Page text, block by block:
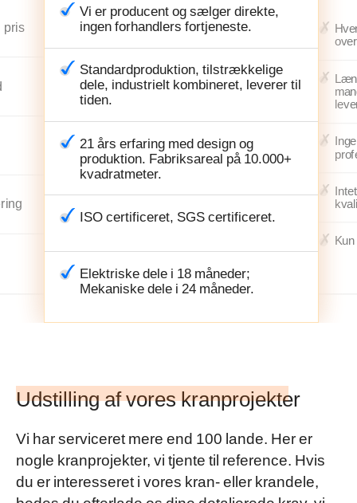
pris
Vi er producent og sælger direkte,
ingen forhandlers fortjeneste.
Standardproduktion, tilstrækkelige
dele, industrielt kombineret, leverer til
tiden.
21 års erfaring med design og
produktion. Fabriksareal på 10.000+
kvadratmeter.
ISO certificeret, SGS certificeret.
Elektriske dele i 18 måneder;
Mekaniske dele i 24 måneder.
Udstilling af vores kranprojekter
Vi har serviceret mere end 100 lande. Her er
nogle kranprojekter, vi tjente til reference. Hvis
du er interesseret i vores kran- eller krandele,